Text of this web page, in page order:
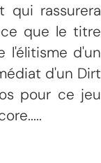
qui rassurera
que le titre
l'élitisme d'un
d'un Dirt
pour ce jeu